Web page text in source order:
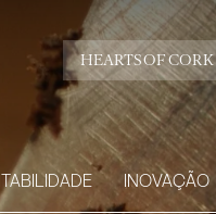
HEARTS OF CORK
INOVAÇÃO